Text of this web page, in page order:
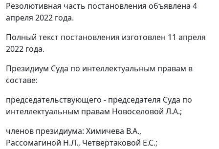
Резолютивная часть постановления объявлена 4
апреля 2022 года.
Полный текст постановления изготовлен 11 апреля
2022 года.
Президиум Суда по интеллектуальным правам в
составе:
председательствующего - председателя Суда по
интеллектуальным правам Новоселовой Л.А.;
членов президиума: Химичева В.А.,
Рассомагиной Н.Л., Четвертаковой Е.С.;